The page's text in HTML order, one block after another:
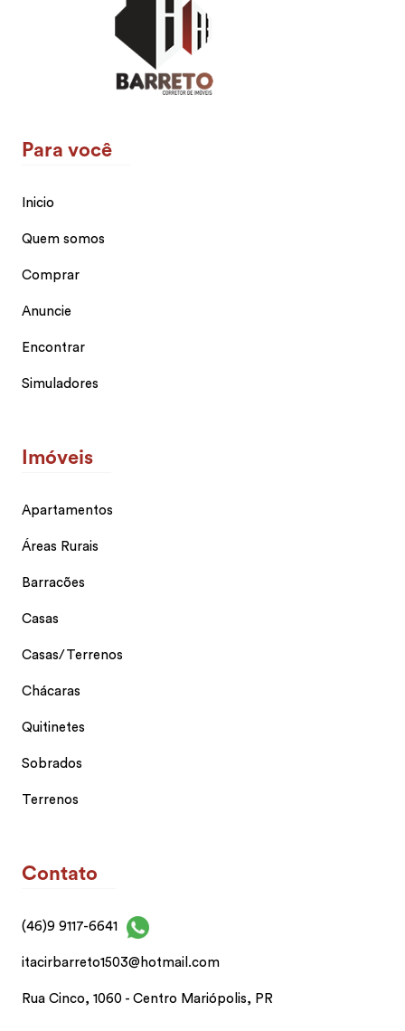
Para você
Inicio
Quem somos
Comprar
Anuncie
Encontrar
Simuladores
Imóveis
Apartamentos
Áreas Rurais
Barracões
Casas
Casas/Terrenos
Chácaras
Quitinetes
Sobrados
Terrenos
Contato
(46)9 9117-6641
itacirbarreto1503@hotmail.com
Rua Cinco, 1060 - Centro Mariópolis, PR